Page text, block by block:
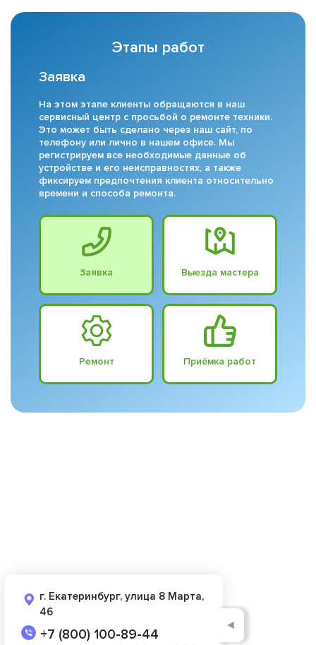
Этапы работ
Заявка
На этом этапе клиенты обращаются в наш
сервисный центр с просьбой о ремонте техники.
Это может быть сделано через наш сайт, по
телефону или лично в нашем офисе. Мы
регистрируем все необходимые данные об
устройстве и его неисправностях, а также
фиксируем предпочтения клиента относительно
времени и способа ремонта.
Заявка Выезда мастера
Ремонт Приёмка работ
г. Екатеринбург, улица 8 Марта,
46
+7 (800) 100-89-44
◄